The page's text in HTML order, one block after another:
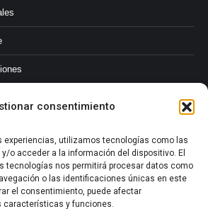
consentimiento
experiencias, utilizamos tecnologías como las
o acceder a la información del dispositivo. El
tecnologías nos permitirá procesar datos como
o las identificaciones únicas en este
el consentimiento, puede afectar
características y funciones.
de Tbikes, mantente informado de
salidas en grupo, ofertas, sorteos ...